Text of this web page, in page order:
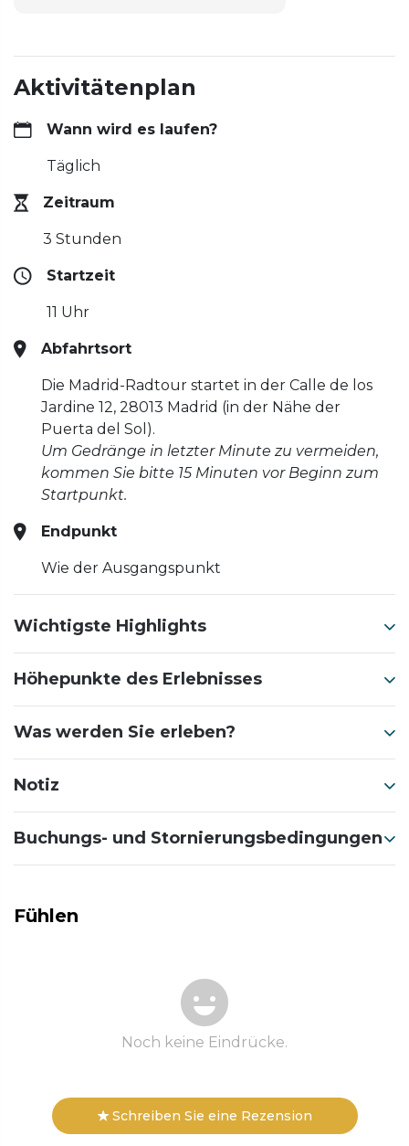
Aktivitätenplan
Wann wird es laufen?
Täglich
Zeitraum
3 Stunden
Startzeit
11 Uhr
Abfahrtsort
Die Madrid-Radtour startet in der Calle de los
Jardine 12, 28013 Madrid (in der Nähe der
Puerta del Sol).
Um Gedränge in letzter Minute zu vermeiden,
kommen Sie bitte 15 Minuten vor Beginn zum
Startpunkt.
Endpunkt
Wie der Ausgangspunkt
Wichtigste Highlights
Höhepunkte des Erlebnisses
Was werden Sie erleben?
Notiz
Buchungs- und Stornierungsbedingungen
Fühlen
Noch keine Eindrücke.
Schreiben Sie eine Rezension